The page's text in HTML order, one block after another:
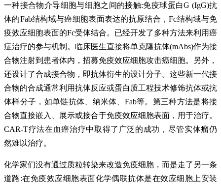
一种接合物介导细胞与细胞之间的接触:免疫球蛋白G (IgG)抗
体的Fab结构域与癌细胞表面表达的抗原结合，Fc结构域与免
疫效应细胞表面的Fc受体结合。已经开发了多种方法来利用癌
症治疗的参与机制。临床医生直接将单克隆抗体(mAbs)作为接
合物注射到患者体内，招募免疫效应细胞攻击癌细胞。另外，
还设计了合成接合物，即抗体衍生的设计分子。这些新一代接
合物的合成通常利用抗体反应或蛋白质工程技术修饰抗体或抗
体样分子，如单链抗体、纳米体、Fab等。第三种方法是将接
合物直接嵌入、展示或接合于免疫效应细胞表面，用于治疗。
CAR-T疗法在血癌治疗中取得了广泛的成功，尽管实体瘤仍
然难以治疗。
化学家们没有通过质粒转染来改造免疫细胞，而是走了另一条
道路:在免疫效应细胞表面化学偶联抗体是在效应细胞上安装